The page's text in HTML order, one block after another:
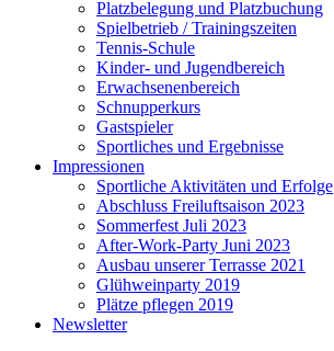
Platzbelegung und Platzbuchung
Spielbetrieb / Trainingszeiten
Tennis-Schule
Kinder- und Jugendbereich
Erwachsenenbereich
Schnupperkurs
Gastspieler
Sportliches und Ergebnisse
Impressionen
Sportliche Aktivitäten und Erfolge
Abschluss Freiluftsaison 2023
Sommerfest Juli 2023
After-Work-Party Juni 2023
Ausbau unserer Terrasse 2021
Glühweinparty 2019
Plätze pflegen 2019
Newsletter